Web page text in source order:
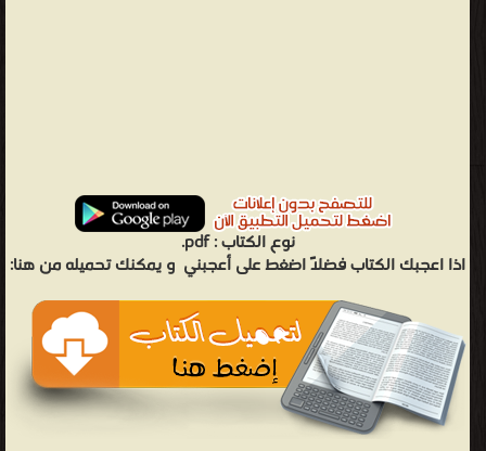
نوع الكتاب :pdf.
اذا اعجبك الكتاب فضلاً اضغط على أعجبني و يمكنك تحميله من هنا: